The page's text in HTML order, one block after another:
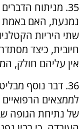
35. מניתוח
נמנעת, האם באמת
שתי היריות
חיובית, כיצד
אין עליהם חולק,
36. דבר נוסף
לממצאים
של נתיחת הגופה